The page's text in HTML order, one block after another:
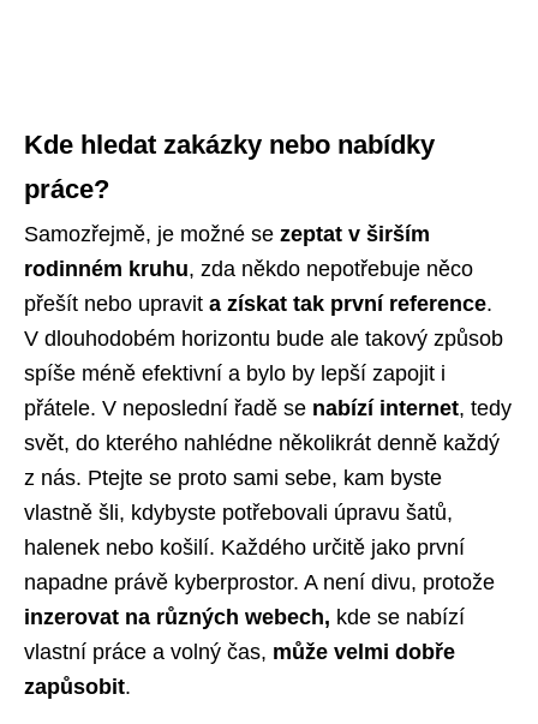
Kde hledat zakázky nebo nabídky
práce?
Samozřejmě, je možné se zeptat v širším
rodinném kruhu, zda někdo nepotřebuje něco
přešít nebo upravit a získat tak první reference.
V dlouhodobém horizontu bude ale takový způsob
spíše méně efektivní a bylo by lepší zapojit i
přátele. V neposlední řadě se nabízí internet, tedy
svět, do kterého nahlédne několikrát denně každý
z nás. Ptejte se proto sami sebe, kam byste
vlastně šli, kdybyste potřebovali úpravu šatů,
halenek nebo košilí. Každého určitě jako první
napadne právě kyberprostor. A není divu, protože
inzerovat na různých webech, kde se nabízí
vlastní práce a volný čas, může velmi dobře
zapůsobit.